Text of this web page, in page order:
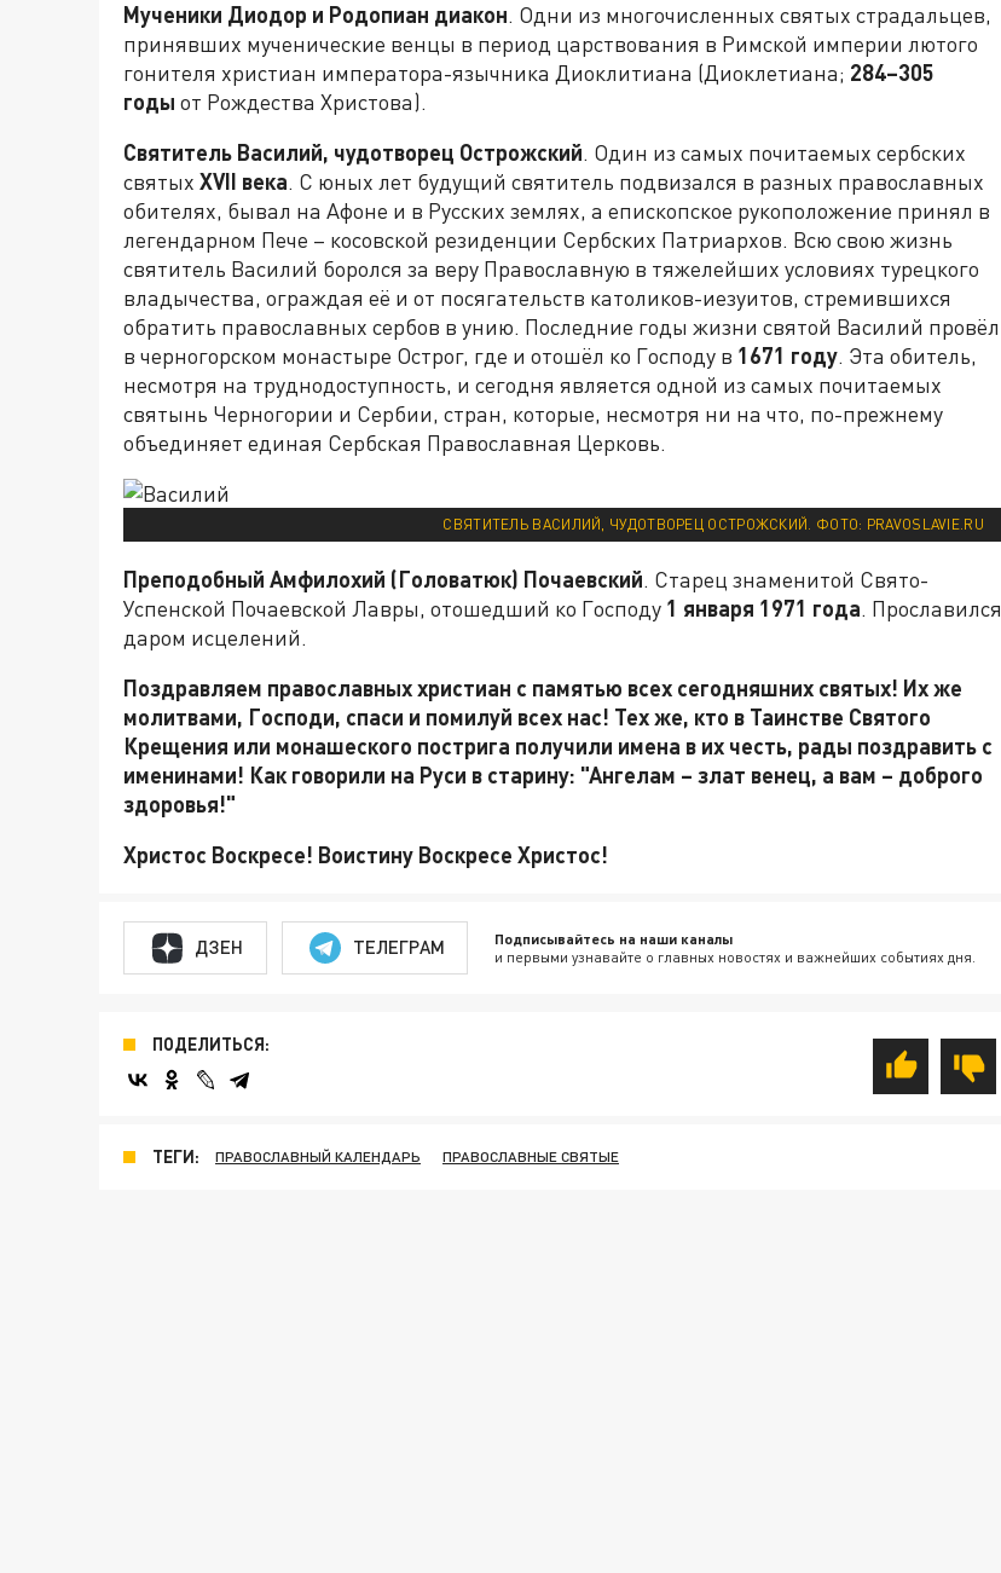
Мученики Диодор и Родопиан диакон. Одни из многочисленных святых страдальцев,
принявших мученические венцы в период царствования в Римской империи лютого
гонителя христиан императора-язычника Диоклитиана (Диоклетиана; 284–305
годы от Рождества Христова).
Святитель Василий, чудотворец Острожский. Один из самых почитаемых сербских
святых XVII века. С юных лет будущий святитель подвизался в разных православных
обителях, бывал на Афоне и в Русских землях, а епископское рукоположение принял в
легендарном Пече – косовской резиденции Сербских Патриархов. Всю свою жизнь
святитель Василий боролся за веру Православную в тяжелейших условиях турецкого
владычества, ограждая её и от посягательств католиков-иезуитов, стремившихся
обратить православных сербов в унию. Последние годы жизни святой Василий провёл
в черногорском монастыре Острог, где и отошёл ко Господу в 1671 году. Эта обитель,
несмотря на труднодоступность, и сегодня является одной из самых почитаемых
святынь Черногории и Сербии, стран, которые, несмотря ни на что, по-прежнему
объединяет единая Сербская Православная Церковь.
СВЯТИТЕЛЬ ВАСИЛИЙ, ЧУДОТВОРЕЦ ОСТРОЖСКИЙ. ФОТО: PRAVOSLAVIE.RU
Преподобный Амфилохий (Головатюк) Почаевский. Старец знаменитой Свято-
Успенской Почаевской Лавры, отошедший ко Господу 1 января 1971 года. Прославился
даром исцелений.
Поздравляем православных христиан с памятью всех сегодняшних святых! Их же
молитвами, Господи, спаси и помилуй всех нас! Тех же, кто в Таинстве Святого
Крещения или монашеского пострига получили имена в их честь, рады поздравить с
именинами! Как говорили на Руси в старину: "Ангелам – злат венец, а вам – доброго
здоровья!"
Христос Воскресе! Воистину Воскресе Христос!
ДЗЕН ТЕЛЕГРАМ Подписывайтесь на наши каналы
и первыми узнавайте о главных новостях и важнейших событиях дня.
ПОДЕЛИТЬСЯ:
ТЕГИ: ПРАВОСЛАВНЫЙ КАЛЕНДАРЬ ПРАВОСЛАВНЫЕ СВЯТЫЕ